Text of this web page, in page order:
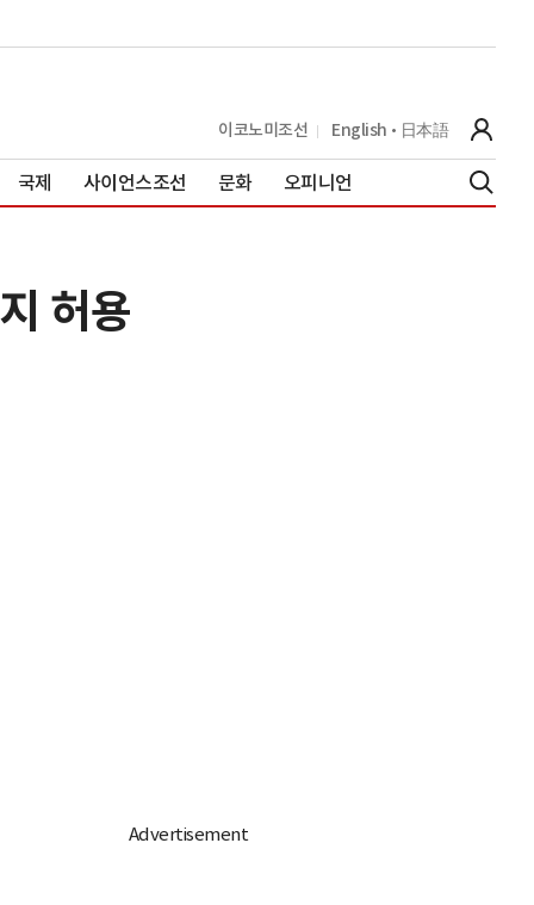
이코노미조선 English 日本語
국제 사이언스조선 문화 오피니언
허용